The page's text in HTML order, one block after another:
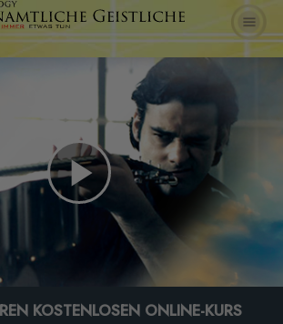
Play
Video
KOSTENLOSEN ONLINE-KURS